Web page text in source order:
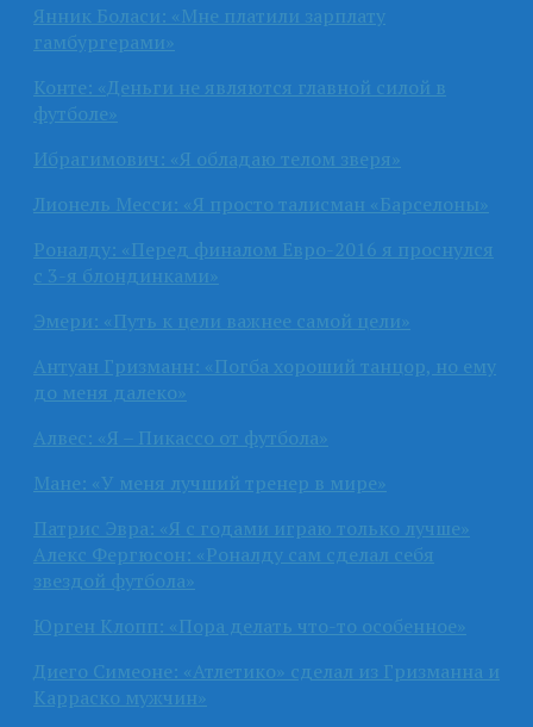
Янник Боласи: «Мне платили зарплату
гамбургерами»
Конте: «Деньги не являются главной силой в
футболе»
Ибрагимович: «Я обладаю телом зверя»
Лионель Месси: «Я просто талисман «Барселоны»
Роналду: «Перед финалом Евро-2016 я проснулся
с 3-я блондинками»
Эмери: «Путь к цели важнее самой цели»
Антуан Гризманн: «Погба хороший танцор, но ему
до меня далеко»
Алвес: «Я – Пикассо от футбола»
Мане: «У меня лучший тренер в мире»
Патрис Эвра: «Я с годами играю только лучше»
Алекс Фергюсон: «Роналду сам сделал себя
звездой футбола»
Юрген Клопп: «Пора делать что-то особенное»
Диего Симеоне: «Атлетико» сделал из Гризманна и
Карраско мужчин»